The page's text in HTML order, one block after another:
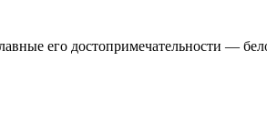
его до­сто­при­ме­ча­тель­но­сти —